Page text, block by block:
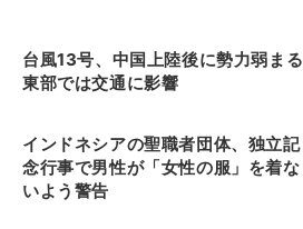
台風13号、中国上陸後に勢力弱まる
東部では交通に影響
インドネシアの聖職者団体、独立記
念行事で男性が「女性の服」を着な
いよう警告